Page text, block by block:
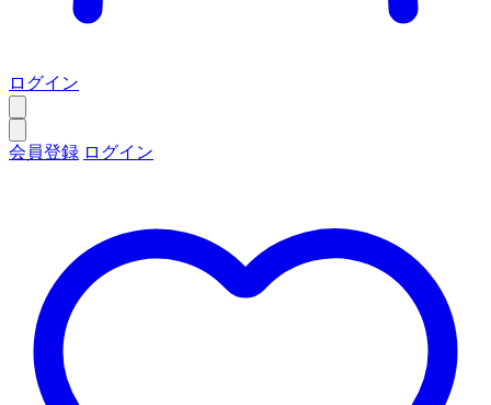
ログイン
会員登録 ログイン